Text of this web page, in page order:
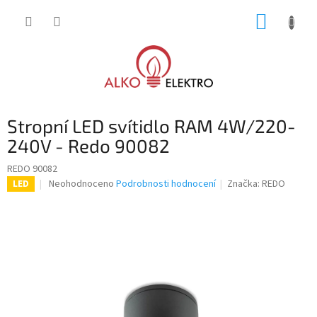
Stropní LED svítidlo RAM 4W/220-
240V - Redo 90082
REDO 90082
LED
Průměrné
Neohodnoceno Podrobnosti hodnocení Značka:REDO